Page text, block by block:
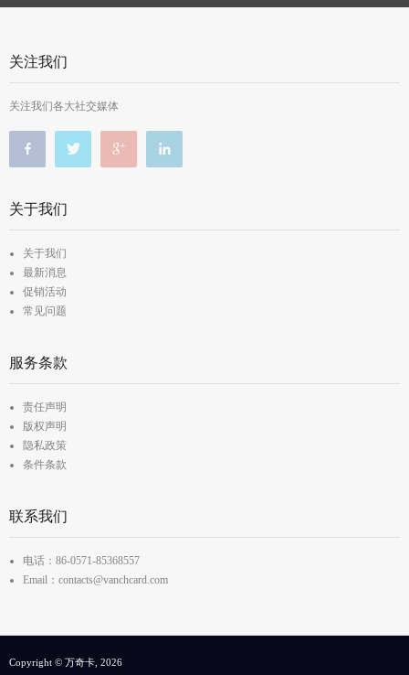
关注我们
关注我们各大社交媒体
关于我们
关于我们
最新消息
促销活动
常见问题
服务条款
责任声明
版权声明
隐私政策
条件条款
联系我们
电话：86-0571-85368557
Email：contacts@vanchcard.com
Copyright © 万奇卡, 2026